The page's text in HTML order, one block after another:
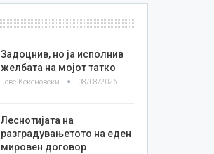
Задоцнив, но ја исполнив
желбата на мојот татко
Јове Кекеновски 08/08/2026
Леснотијата на
разградувањетото на еден
мировен договор